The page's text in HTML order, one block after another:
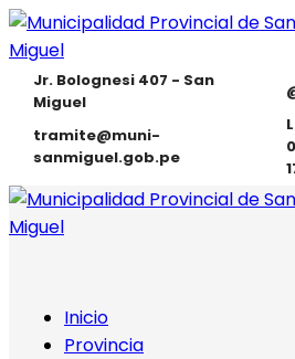
Jr. Bolognesi 407 - San
Miguel
tramite@muni-
sanmiguel.gob.pe
Inicio
Provincia